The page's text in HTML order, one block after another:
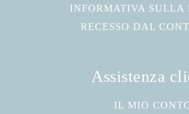
INFORMATIVA SULLA
RECESSO DAL
Assistenza
IL MIO